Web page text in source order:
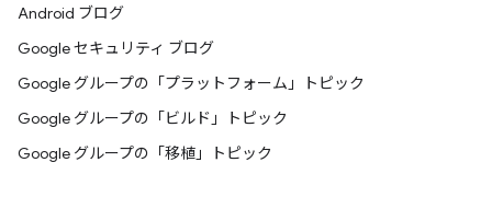
Android ブログ
Google セキュリティ ブログ
Google グループの「プラットフォーム」トピック
Google グループの「ビルド」トピック
Google グループの「移植」トピック